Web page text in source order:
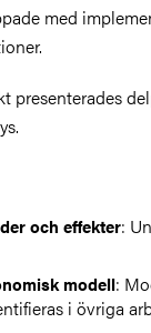
med
presenterades
och effekter:
modell:
i övriga